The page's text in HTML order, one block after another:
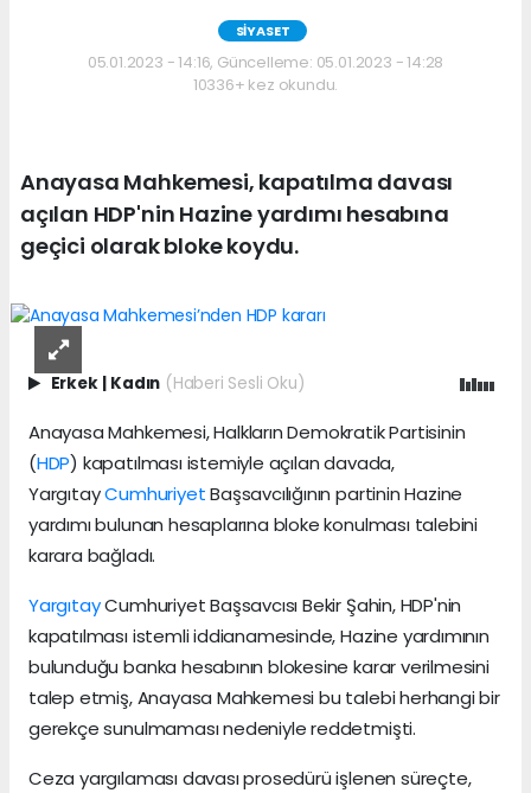
SİYASET
05.01.2023 - 14:16, Güncelleme: 05.01.2023 - 14:28
10336+ kez okundu.
Anayasa Mahkemesi, kapatılma davası
açılan HDP'nin Hazine yardımı hesabına
geçici olarak bloke koydu.
Erkek | Kadın (Haberi Sesli Oku)
Anayasa Mahkemesi, Halkların Demokratik Partisinin
(HDP) kapatılması istemiyle açılan davada,
YargıtayCumhuriyetBaşsavcılığının partinin Hazine
yardımı bulunan hesaplarına bloke konulması talebini
karara bağladı.
YargıtayCumhuriyet Başsavcısı Bekir Şahin, HDP'nin
kapatılması istemli iddianamesinde, Hazine yardımının
bulunduğu banka hesabının blokesine karar verilmesini
talep etmiş, Anayasa Mahkemesi bu talebi herhangi bir
gerekçe sunulmaması nedeniyle reddetmişti.
Ceza yargılaması davası prosedürü işlenen süreçte,